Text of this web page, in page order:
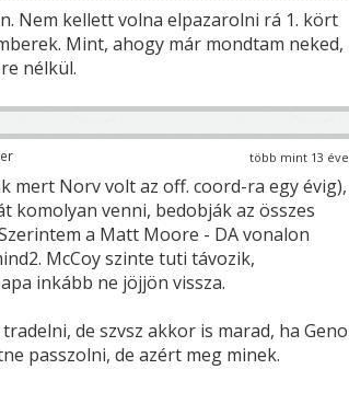
Nem kellett volna elpazarolni rá 1. kört
Mint, ahogy már mondtam neked,
nélkül.
több mint 13 éve
mert Norv volt az off. coord-ra egy évig),
komolyan venni, bedobják az összes
a Matt Moore - DA vonalon
McCoy szinte tuti távozik,
inkább ne jöjjön vissza.
de szvsz akkor is marad, ha Geno
passzolni, de azért meg minek.